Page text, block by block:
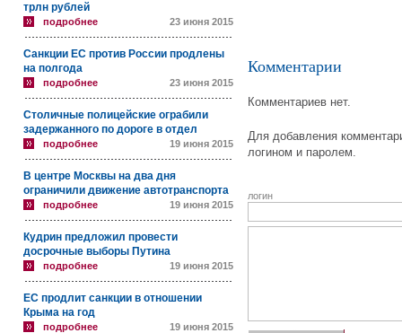
трлн рублей
подробнее 23 июня 2015
Санкции ЕС против России продлены
на полгода
подробнее 23 июня 2015
Столичные полицейские ограбили
задержанного по дороге в отдел
подробнее 19 июня 2015
В центре Москвы на два дня
ограничили движение автотранспорта
подробнее 19 июня 2015
Кудрин предложил провести
досрочные выборы Путина
подробнее 19 июня 2015
ЕС продлит санкции в отношении
Крыма на год
подробнее 19 июня 2015
Комментарии
Комментариев нет.
Для добавления
логином и паролем.
логин